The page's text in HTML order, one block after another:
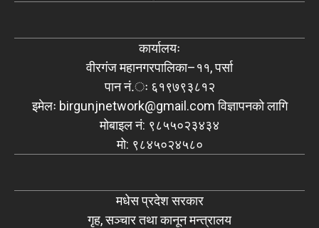
कार्यालयः
वीरगंज महानगरपालिका–११, पर्सा
पान नं.ः ६१९७९३८१२
इमेलः birgunjnetwork@gmail.comविज्ञापनको लागि
मोबाइल नं: ९८५५०२३४३४
मो: ९८४५०२४५८०
मधेस प्रदेश सरकार
गृह, सञ्चार तथा कानून मन्त्रालय